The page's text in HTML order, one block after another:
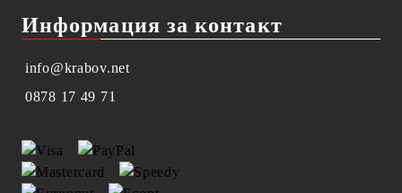
Информация за контакт
info@krabov.net
0878 17 49 71